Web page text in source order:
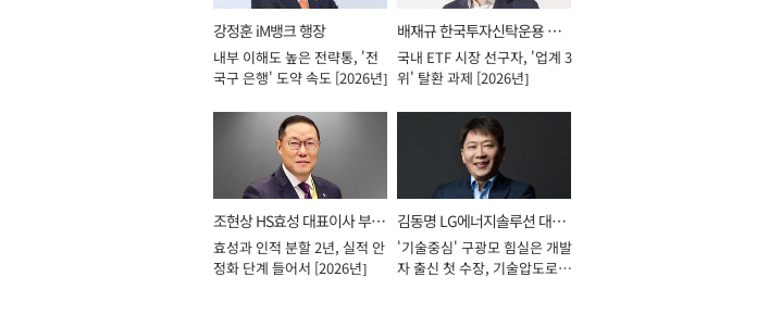
강정훈 iM뱅크 행장
내부 이해도 높은 전략통, '전
국구 은행' 도약 속도 [2026년]
배재규 한국투자신탁운용 대
표이사 사장
국내 ETF 시장 선구자, '업계 3
위' 탈환 과제 [2026년]
조현상 HS효성 대표이사 부회
장
효성과 인적 분할 2년, 실적 안
정화 단계 들어서 [2026년]
김동명 LG에너지솔루션 대표
이사 사장
'기술중심' 구광모 힘실은 개발
자 출신 첫 수장, 기술압도로